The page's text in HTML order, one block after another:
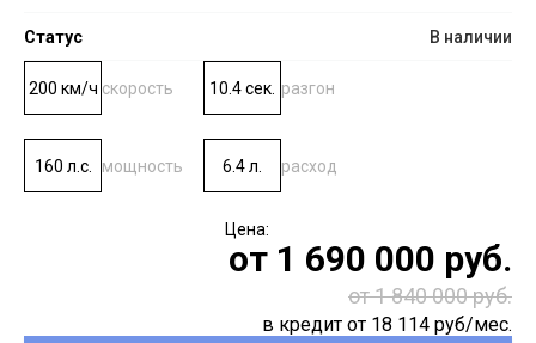
Статус В наличии
200 км/ч скорость 10.4 сек. разгон
160 л.с. мощность 6.4 л. расход
от 1 690 000 руб.
от 1 840 000 руб.
в кредит от 18 114 руб/мес.